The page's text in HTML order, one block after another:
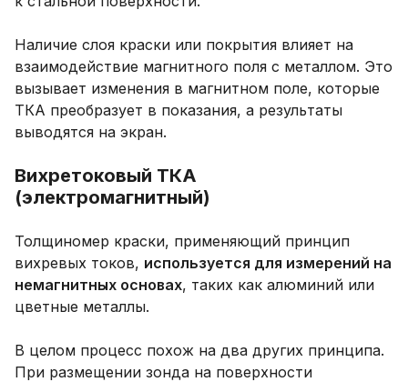
Наличие слоя краски или покрытия влияет на
взаимодействие магнитного поля с металлом. Это
вызывает изменения в магнитном поле, которые
ТКА преобразует в показания, а результаты
выводятся на экран.
Вихретоковый ТКА
(электромагнитный)
Толщиномер краски, применяющий принцип
вихревых токов, используется для измерений на
немагнитных основах, таких как алюминий или
цветные металлы.
В целом процесс похож на два других принципа.
При размещении зонда на поверхности